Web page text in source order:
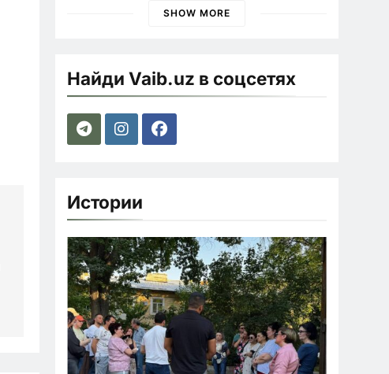
SHOW MORE
Найди Vaib.uz в соцсетях
Истории